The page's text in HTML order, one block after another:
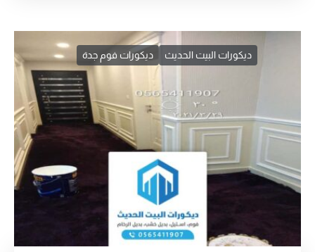
ديكورات البيت الحديث ديكورات فوم جدة